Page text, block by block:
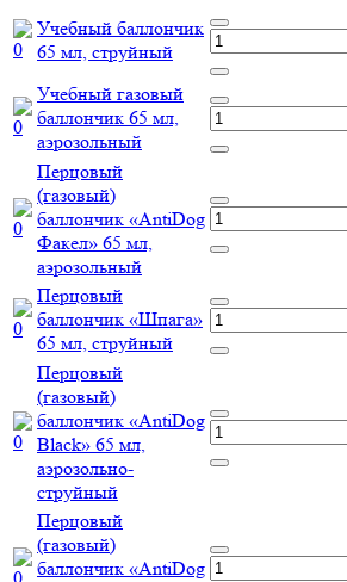
Учебный баллончик
65 мл, струйный
Учебный газовый
баллончик 65 мл,
аэрозольный
Перцовый
(газовый)
баллончик «AntiDog
Факел» 65 мл,
аэрозольный
Перцовый
баллончик «Шпага»
65 мл, струйный
Перцовый
(газовый)
баллончик «AntiDog
Black» 65 мл,
аэрозольно-
струйный
Перцовый
(газовый)
баллончик «AntiDog